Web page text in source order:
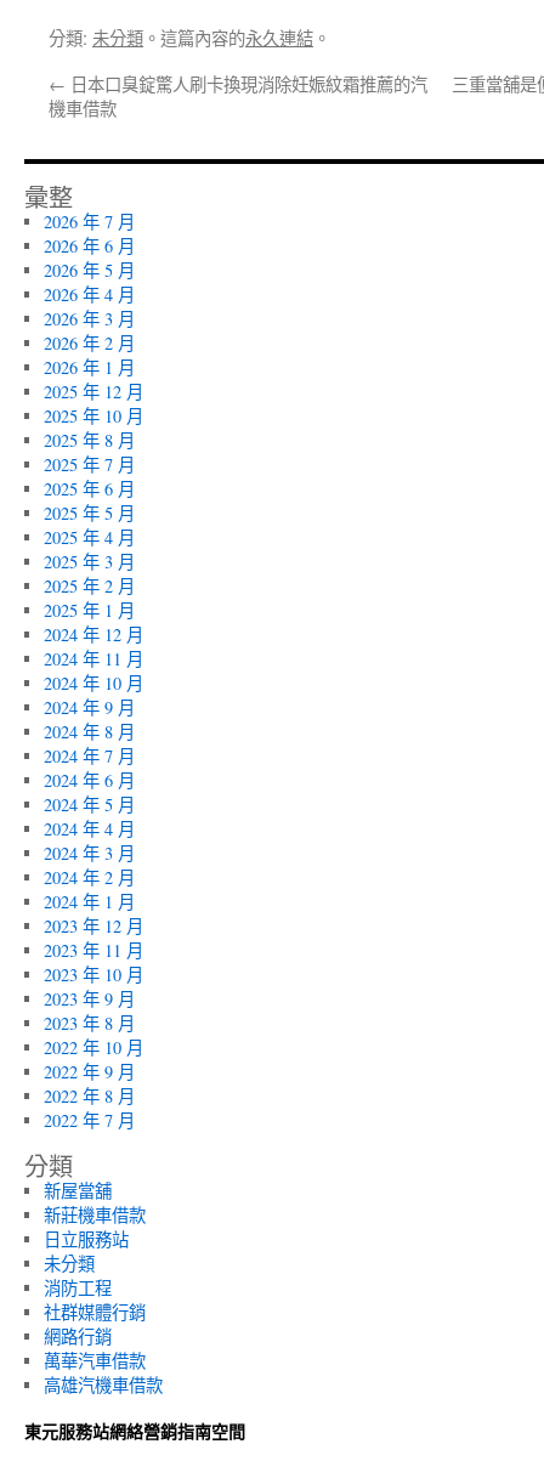
分類: 未分類 。這篇內容的永久連結 。
← 日本口臭錠驚人刷卡換現消除妊娠紋霜推薦的汽
機車借款
三重當舖是
彙整
2026 年 7 月
2026 年 6 月
2026 年 5 月
2026 年 4 月
2026 年 3 月
2026 年 2 月
2026 年 1 月
2025 年 12 月
2025 年 10 月
2025 年 8 月
2025 年 7 月
2025 年 6 月
2025 年 5 月
2025 年 4 月
2025 年 3 月
2025 年 2 月
2025 年 1 月
2024 年 12 月
2024 年 11 月
2024 年 10 月
2024 年 9 月
2024 年 8 月
2024 年 7 月
2024 年 6 月
2024 年 5 月
2024 年 4 月
2024 年 3 月
2024 年 2 月
2024 年 1 月
2023 年 12 月
2023 年 11 月
2023 年 10 月
2023 年 9 月
2023 年 8 月
2022 年 10 月
2022 年 9 月
2022 年 8 月
2022 年 7 月
分類
新屋當舖
新莊機車借款
日立服務站
未分類
消防工程
社群媒體行銷
網路行銷
萬華汽車借款
高雄汽機車借款
東元服務站網絡營銷指南空間